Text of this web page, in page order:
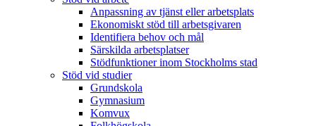
Anpassning av tjänst eller arbetsplats
Ekonomiskt stöd till arbetsgivaren
Identifiera behov och mål
Särskilda arbetsplatser
Stödfunktioner inom Stockholms stad
Stöd vid studier
Grundskola
Gymnasium
Komvux